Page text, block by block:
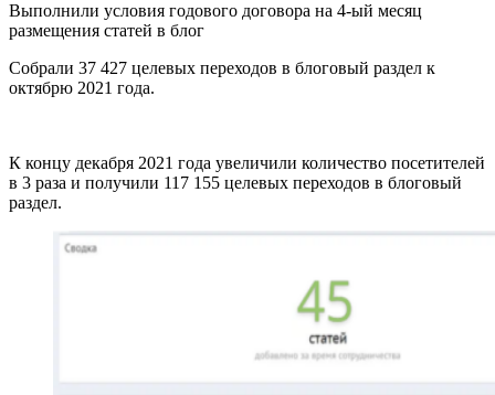
Выполнили условия годового договора на 4-ый месяц
размещения статей в блог
Собрали 37 427 целевых переходов в блоговый раздел к
октябрю 2021 года.
К концу декабря 2021 года увеличили количество посетителей
в 3 раза и получили 117 155 целевых переходов в блоговый
раздел.